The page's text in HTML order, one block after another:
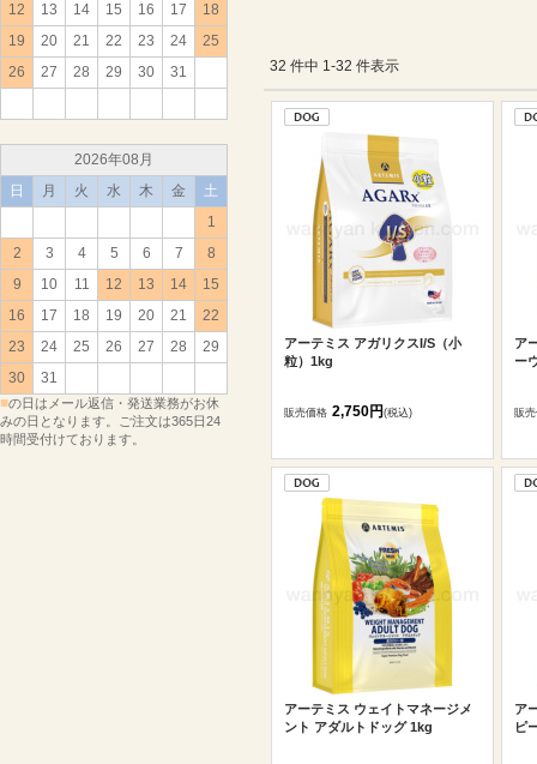
12
13 14 15 16 17
18
19
20 21 22 23 24
25
26
27 28 29 30 31
2026年08月
日
月 火 水 木 金
土
1
2
3 4 5 6 7
8
9
10 11 12 13 14
15
16
17 18 19 20 21
22
23
24 25 26 27 28
29
30
31
■の日はメール返信・発送業務がお休
みの日となります。ご注文は365日24
時間受付けております。
32 件中 1-32 件表示
アーテミス アガリクスI/S（小
粒）1kg
販売価格 2,750円(税込)
ア
ー
販
アーテミス ウェイトマネージメ
ント アダルトドッグ 1kg
ア
ピ